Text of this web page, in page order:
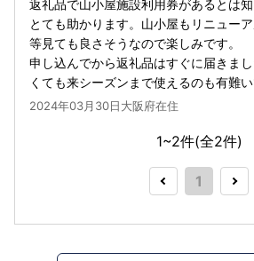
返礼品で山小屋施設利用券があるとは知
とても助かります。山小屋もリニュー
等見ても良さそうなので楽しみです。
申し込んでから返礼品はすぐに届きま
くても来シーズンまで使えるのも有難い
2024年03月30日大阪府在住
1~2件(全2件)
1